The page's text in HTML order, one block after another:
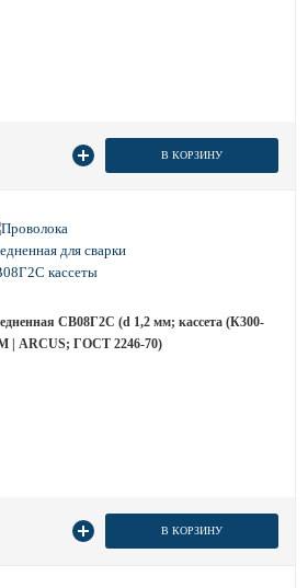
В КОРЗИНУ
СВ08Г2С (d 1,2 мм; кассета (К300-
| ARCUS; ГОСТ 2246-70)
В КОРЗИНУ